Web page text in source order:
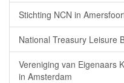
Stichting NCN in
National Treasury Leisure
Vereniging van Eigenaars
in Amsterdam